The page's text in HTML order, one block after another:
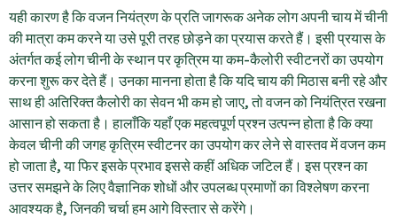
यही कारण है कि वजन नियंत्रण के प्रति जागरूक अनेक लोग अपनी चाय में चीनी
की मात्रा कम करने या उसे पूरी तरह छोड़ने का प्रयास करते हैं। इसी प्रयास के
अंतर्गत कई लोग चीनी के स्थान पर कृत्रिम या कम-कैलोरी स्वीटनरों का उपयोग
करना शुरू कर देते हैं। उनका मानना होता है कि यदि चाय की मिठास बनी रहे और
साथ ही अतिरिक्त कैलोरी का सेवन भी कम हो जाए, तो वजन को नियंत्रित रखना
आसान हो सकता है। हालाँकि यहाँ एक महत्वपूर्ण प्रश्न उत्पन्न होता है कि क्या
केवल चीनी की जगह कृत्रिम स्वीटनर का उपयोग कर लेने से वास्तव में वजन कम
हो जाता है, या फिर इसके प्रभाव इससे कहीं अधिक जटिल हैं। इस प्रश्न का
उत्तर समझने के लिए वैज्ञानिक शोधों और उपलब्ध प्रमाणों का विश्लेषण करना
आवश्यक है, जिनकी चर्चा हम आगे विस्तार से करेंगे।